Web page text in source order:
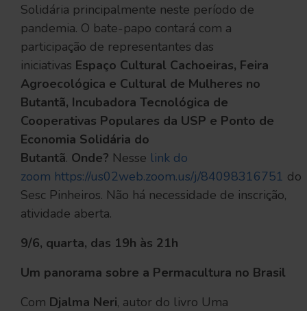
Solidária principalmente neste período de
pandemia. O bate-papo contará com a
participação de representantes das
iniciativas Espaço Cultural Cachoeiras, Feira
Agroecológica e Cultural de Mulheres no
Butantã, Incubadora Tecnológica de
Cooperativas Populares da USP e Ponto de
Economia Solidária do
Butantã. Onde? Nesse link do
zoom https://us02web.zoom.us/j/84098316751 do
Sesc Pinheiros. Não há necessidade de inscrição,
atividade aberta.
9/6, quarta, das 19h às 21h
Um panorama sobre a Permacultura no Brasil
Com Djalma Neri, autor do livro Uma